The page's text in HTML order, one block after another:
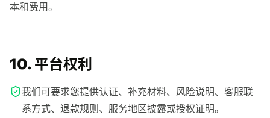
本和费用。
10. 平台权利
我们可要求您提供认证、补充材料、风险说明、客服联
系方式、退款规则、服务地区披露或授权证明。